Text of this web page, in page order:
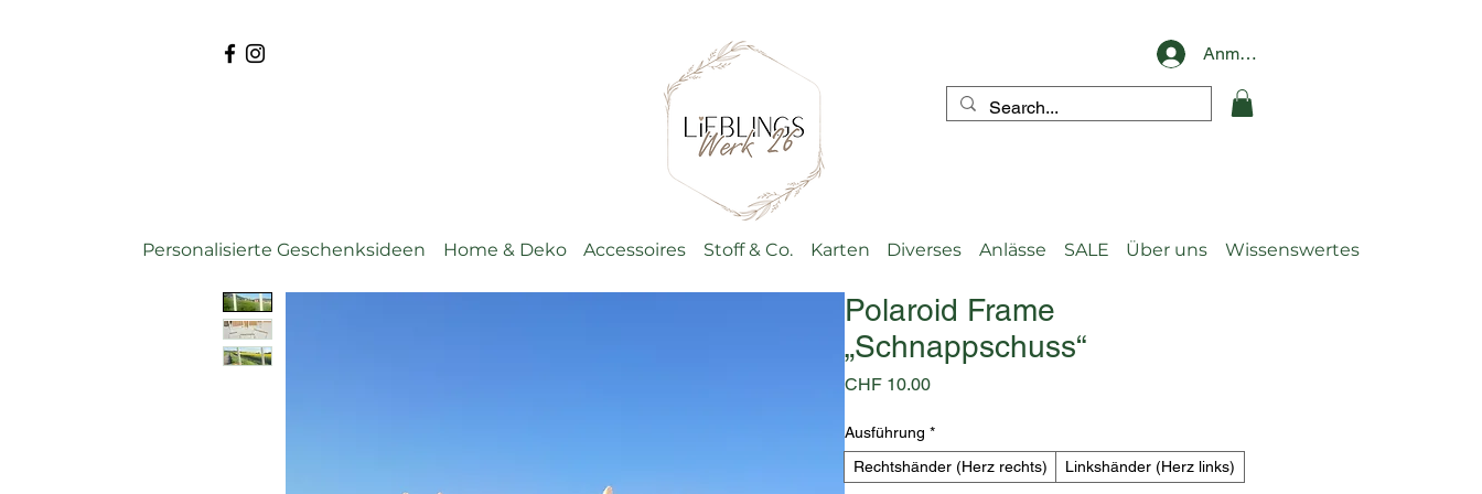
Anmelden
Personalisierte Geschenksideen Home & Deko Accessoires Stoff & Co. Karten Diverses Anlässe SALE Über uns Wissenswertes
Polaroid Frame
„Schnappschuss“
CHF 10.00Preis
Ausführung *
Rechtshänder (Herz rechts)
Linkshänder (Herz links)